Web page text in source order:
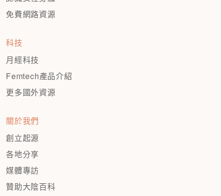
免費網路資源
科技
月經科技
Femtech產品介紹
更多國外資源
關於我們
創立起源
各地分享
媒體專訪
贊助大陰百科